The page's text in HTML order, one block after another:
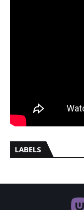
LABELS